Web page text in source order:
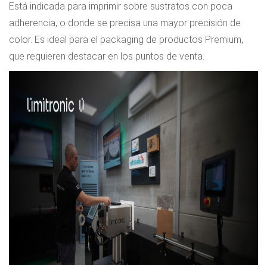
Está indicada para imprimir sobre sustratos con poca
adherencia, o donde se precisa una mayor precisión de
color. Es ideal para el packaging de productos Premium,
que requieren destacar en los puntos de venta.